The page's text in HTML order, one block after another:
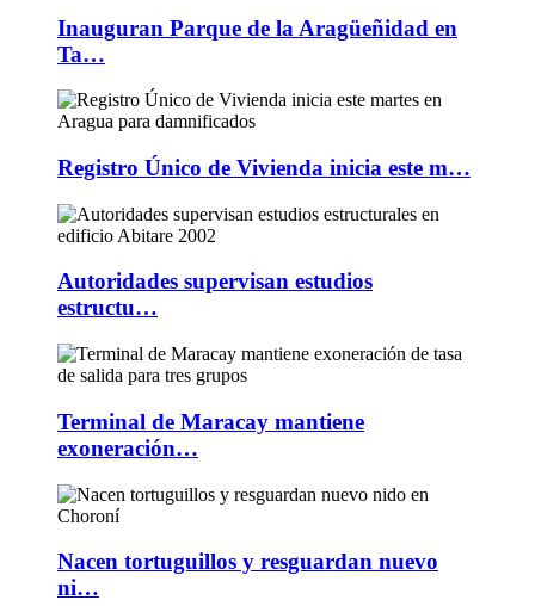
Inauguran Parque de la Aragüeñidad en
Ta…
Registro Único de Vivienda inicia este m…
Autoridades supervisan estudios
estructu…
Terminal de Maracay mantiene
exoneración…
Nacen tortuguillos y resguardan nuevo
ni…